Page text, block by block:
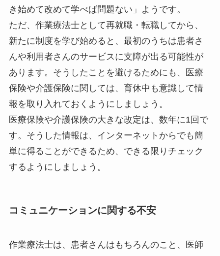
き始めて改めて学べば問題ない」ようです。
ただ、作業療法士として再就職・転職してから、
新たに制度を学び始めると、最初のうちは患者さ
んや利用者さんのサービスに支障が出る可能性が
あります。そうしたことを避けるためにも、医療
保険や介護保険に関しては、育休中も意識して情
報を取り入れておくようにしましょう。
医療保険や介護保険の大きな改定は、数年に1回で
す。そうした情報は、インターネットからでも簡
単に得ることができるため、できる限りチェック
するようにしましょう。
コミュニケーションに関する不安
作業療法士は、患者さんはもちろんのこと、医師